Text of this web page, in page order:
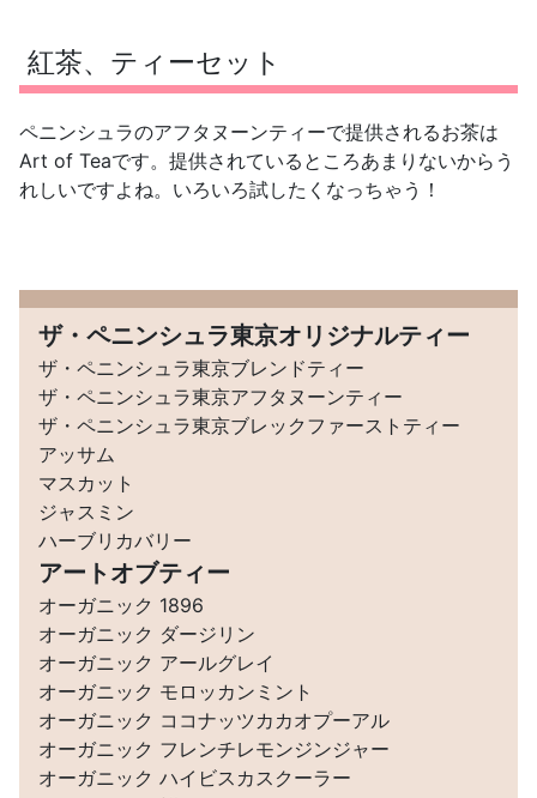
紅茶、ティーセット
ペニンシュラのアフタヌーンティーで提供されるお茶は
Art of Teaです。提供されているところあまりないからう
れしいですよね。いろいろ試したくなっちゃう！
ザ・ペニンシュラ東京オリジナルティー
ザ・ペニンシュラ東京ブレンドティー
ザ・ペニンシュラ東京アフタヌーンティー
ザ・ペニンシュラ東京ブレックファーストティー
アッサム
マスカット
ジャスミン
ハーブリカバリー
アートオブティー
オーガニック 1896
オーガニック ダージリン
オーガニック アールグレイ
オーガニック モロッカンミント
オーガニック ココナッツカカオプーアル
オーガニック フレンチレモンジンジャー
オーガニック ハイビスカスクーラー